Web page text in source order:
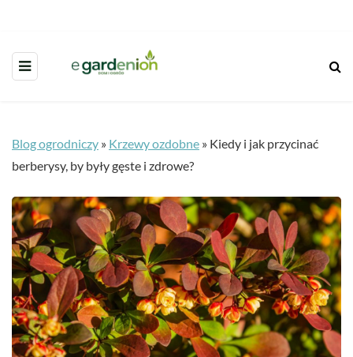
Blog ogrodniczy » Krzewy ozdobne » Kiedy i jak przycinać
berberysy, by były gęste i zdrowe?